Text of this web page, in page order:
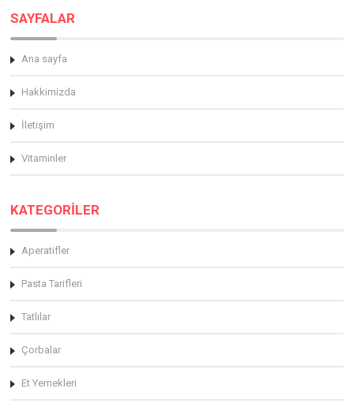
SAYFALAR
Ana sayfa
Hakkimizda
İletişim
Vitaminler
KATEGORİLER
Aperatifler
Pasta Tarifleri
Tatlılar
Çorbalar
Et Yemekleri